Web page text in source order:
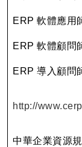
ERP 軟體應用
ERP 軟體顧問
ERP 導入顧問
http://
中華企業資源